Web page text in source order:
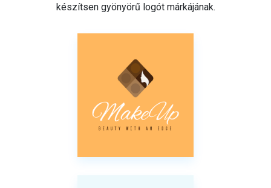
készítsen gyönyörű logót márkájának.